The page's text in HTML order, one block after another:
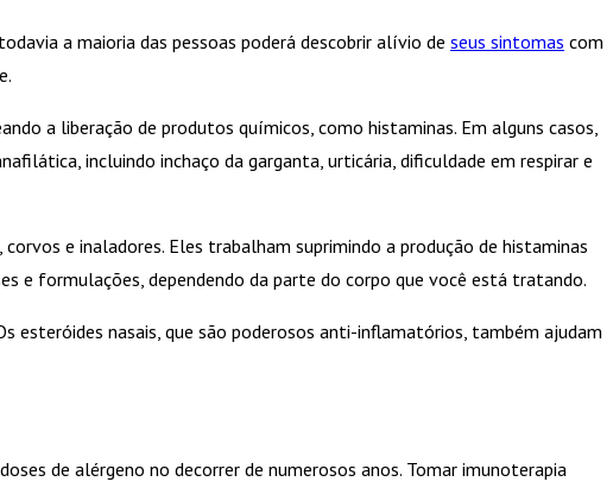
a maioria das pessoas poderá descobrir alívio de seus sintomas com
a liberação de produtos químicos, como histaminas. Em alguns casos,
incluindo inchaço da garganta, urticária, dificuldade em respirar e
e inaladores. Eles trabalham suprimindo a produção de histaminas
e formulações, dependendo da parte do corpo que você está tratando.
esteróides nasais, que são poderosos anti-inflamatórios, também ajudam
de alérgeno no decorrer de numerosos anos. Tomar imunoterapia